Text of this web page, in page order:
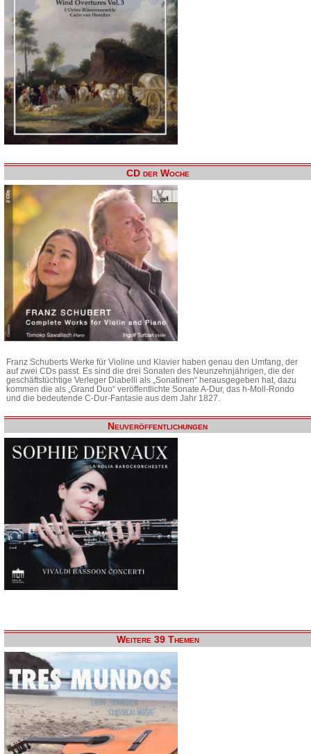
CD der Woche
Franz Schuberts Werke für Violine und Klavier haben genau den Umfang, der
auf zwei CDs passt. Es sind die drei Sonaten des Neunzehnjährigen, die der
geschäftstüchtige Verleger Diabelli als „Sonatinen“ herausgegeben hat, dazu
kommen die als „Grand Duo“ veröffentlichte Sonate A-Dur, das h-Moll-Rondo
und die bedeutende C-Dur-Fantasie aus dem Jahr 1827.
Neuveröffentlichungen
Weitere 39 Themen